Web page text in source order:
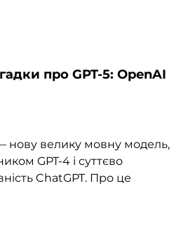
про GPT-5: OpenAI
нову велику мовну модель,
GPT-4 і суттєво
ChatGPT. Про це